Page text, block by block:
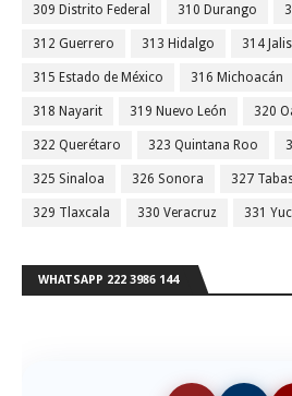
309 Distrito Federal 310 Durango
312 Guerrero 313 Hidalgo 314
315 Estado de México 316 Michoacán
318 Nayarit 319 Nuevo León 320
322 Querétaro 323 Quintana Roo
325 Sinaloa 326 Sonora 327
329 Tlaxcala 330 Veracruz 331
WHATSAPP 222 3986 144